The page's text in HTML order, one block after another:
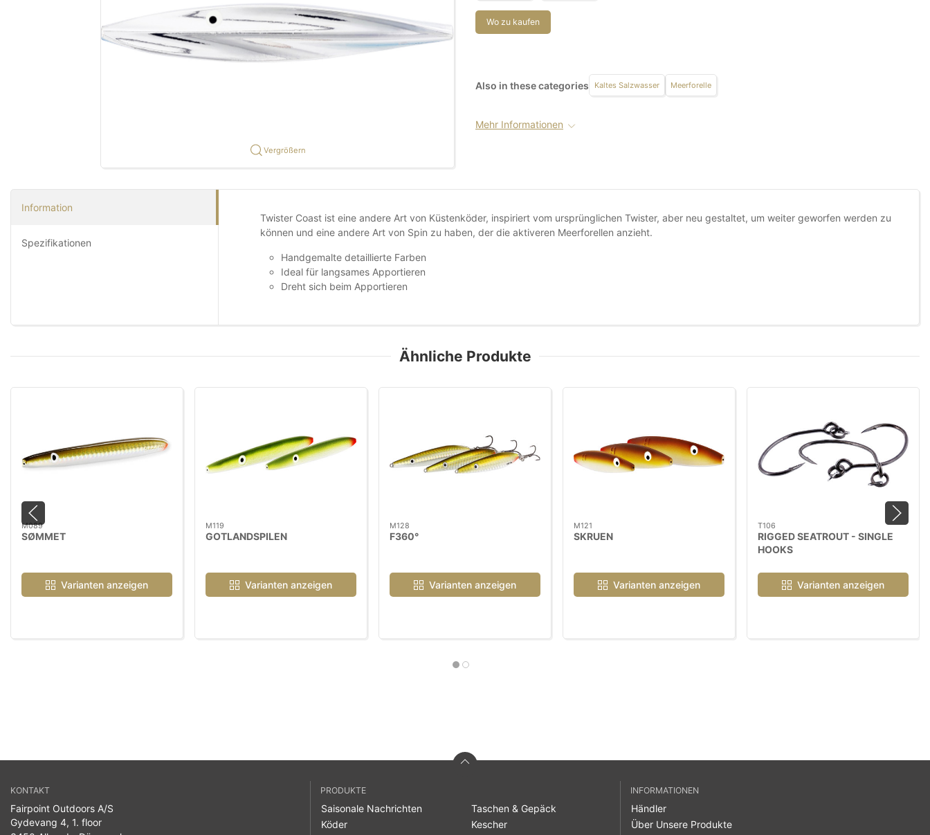
Vergrößern
Wo zu kaufen
Also in these categories Kaltes Salzwasser Meerforelle
Mehr Informationen
Information
Spezifikationen
Twister Coast ist eine andere Art von Küstenköder, inspiriert vom ursprünglichen Twister, aber neu gestaltet, um weiter geworfen werden zu
können und eine andere Art von Spin zu haben, der die aktiveren Meerforellen anzieht.
Handgemalte detaillierte Farben
Ideal für langsames Apportieren
Dreht sich beim Apportieren
Ähnliche Produkte
M089
SØMMET
Varianten anzeigen
M119
GOTLANDSPILEN
Varianten anzeigen
M128
F360°
Varianten anzeigen
M121
SKRUEN
Varianten anzeigen
T106
RIGGED SEATROUT - SINGLE
HOOKS
Varianten anzeigen
KONTAKT
Fairpoint Outdoors A/S
Gydevang 4, 1. floor
PRODUKTE
Saisonale Nachrichten
Köder
Taschen & Gepäck
Kescher
INFORMATIONEN
Händler
Über Unsere Produkte